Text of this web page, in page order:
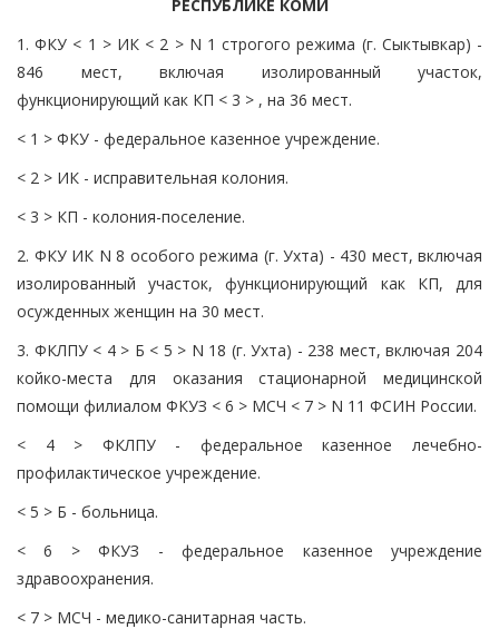
РЕСПУБЛИКЕ КОМИ
1. ФКУ < 1 > ИК < 2 > N 1 строгого режима (г. Сыктывкар) -
846 мест, включая изолированный участок,
функционирующий как КП < 3 > , на 36 мест.
< 1 > ФКУ - федеральное казенное учреждение.
< 2 > ИК - исправительная колония.
< 3 > КП - колония-поселение.
2. ФКУ ИК N 8 особого режима (г. Ухта) - 430 мест, включая
изолированный участок, функционирующий как КП, для
осужденных женщин на 30 мест.
3. ФКЛПУ < 4 > Б < 5 > N 18 (г. Ухта) - 238 мест, включая 204
койко-места для оказания стационарной медицинской
помощи филиалом ФКУЗ < 6 > МСЧ < 7 > N 11 ФСИН России.
< 4 > ФКЛПУ - федеральное казенное лечебно-
профилактическое учреждение.
< 5 > Б - больница.
< 6 > ФКУЗ - федеральное казенное учреждение
здравоохранения.
< 7 > МСЧ - медико-санитарная часть.